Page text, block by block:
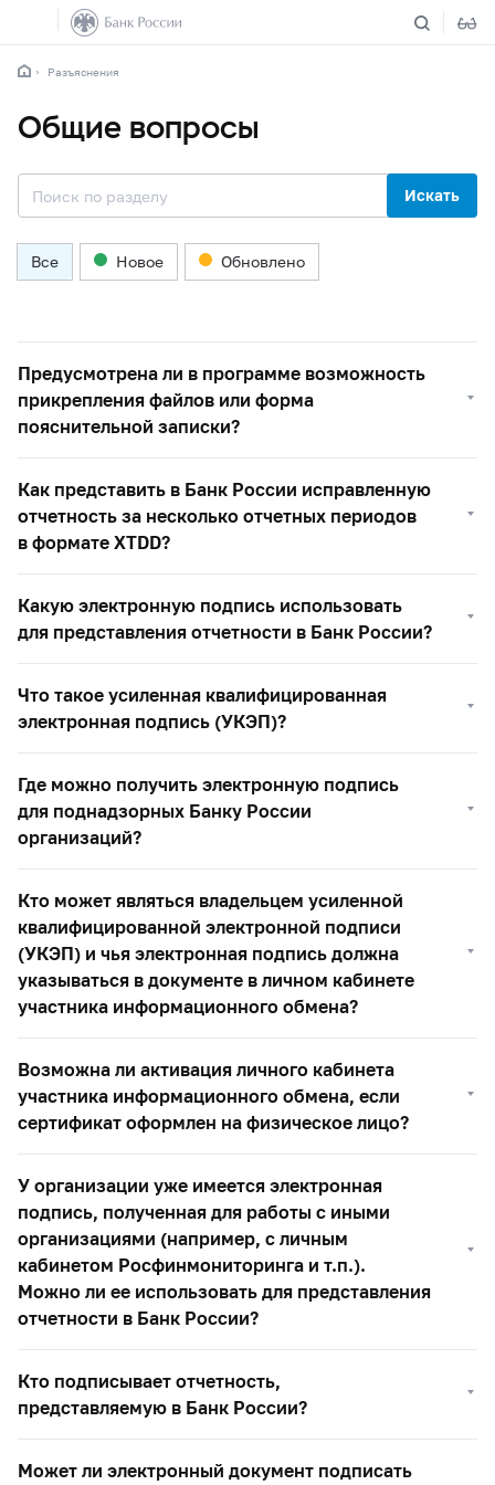
Разъяснения
Общие вопросы
Искать
Все Новое Обновлено
Предусмотрена ли в программе возможность
прикрепления файлов или форма
пояснительной записки?
Как представить в Банк России исправленную
отчетность за несколько отчетных периодов
в формате XTDD?
Какую электронную подпись использовать
для представления отчетности в Банк России?
Что такое усиленная квалифицированная
электронная подпись (УКЭП)?
Где можно получить электронную подпись
для поднадзорных Банку России
организаций?
Кто может являться владельцем усиленной
квалифицированной электронной подписи
(УКЭП) и чья электронная подпись должна
указываться в документе в личном кабинете
участника информационного обмена?
Возможна ли активация личного кабинета
участника информационного обмена, если
сертификат оформлен на физическое лицо?
У организации уже имеется электронная
подпись, полученная для работы с иными
организациями (например, с личным
кабинетом Росфинмониторинга и т.п.).
Можно ли ее использовать для представления
отчетности в Банк России?
Кто подписывает отчетность,
представляемую в Банк России?
Может ли электронный документ подписать